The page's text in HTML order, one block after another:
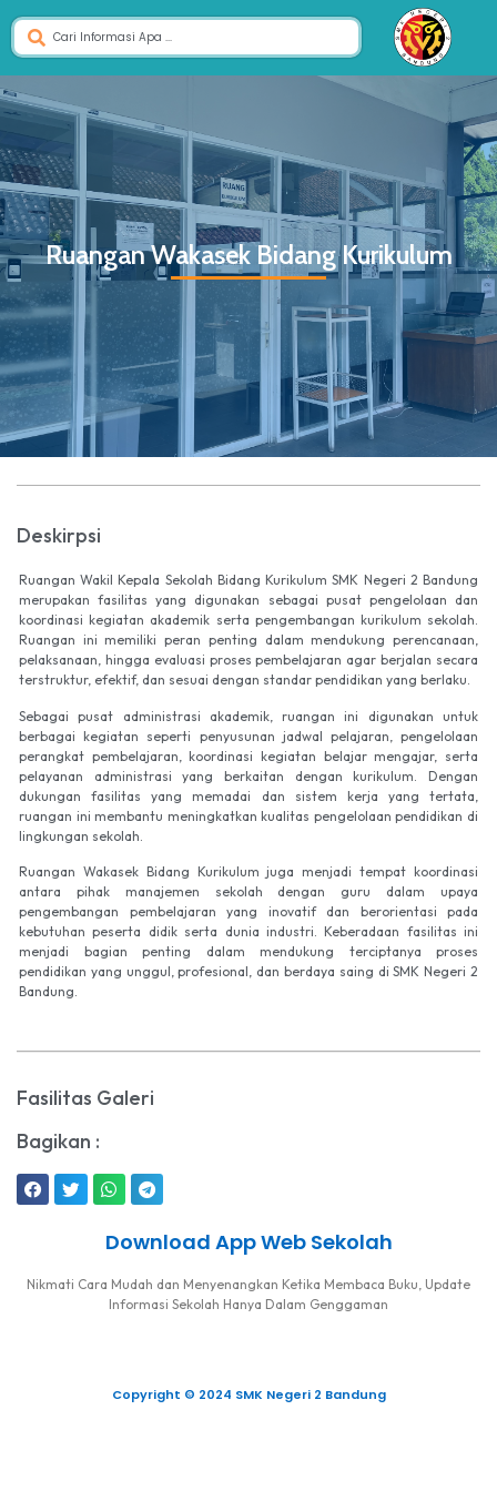
Ruangan Wakasek Bidang Kurikulum
Deskirpsi
Ruangan Wakil Kepala Sekolah Bidang Kurikulum SMK Negeri 2 Bandung
merupakan fasilitas yang digunakan sebagai pusat pengelolaan dan
koordinasi kegiatan akademik serta pengembangan kurikulum sekolah.
Ruangan ini memiliki peran penting dalam mendukung perencanaan,
pelaksanaan, hingga evaluasi proses pembelajaran agar berjalan secara
terstruktur, efektif, dan sesuai dengan standar pendidikan yang berlaku.
Sebagai pusat administrasi akademik, ruangan ini digunakan untuk
berbagai kegiatan seperti penyusunan jadwal pelajaran, pengelolaan
perangkat pembelajaran, koordinasi kegiatan belajar mengajar, serta
pelayanan administrasi yang berkaitan dengan kurikulum. Dengan
dukungan fasilitas yang memadai dan sistem kerja yang tertata,
ruangan ini membantu meningkatkan kualitas pengelolaan pendidikan di
lingkungan sekolah.
Ruangan Wakasek Bidang Kurikulum juga menjadi tempat koordinasi
antara pihak manajemen sekolah dengan guru dalam upaya
pengembangan pembelajaran yang inovatif dan berorientasi pada
kebutuhan peserta didik serta dunia industri. Keberadaan fasilitas ini
menjadi bagian penting dalam mendukung terciptanya proses
pendidikan yang unggul, profesional, dan berdaya saing di SMK Negeri 2
Bandung.
Fasilitas Galeri
Bagikan :
Download App Web Sekolah
Nikmati Cara Mudah dan Menyenangkan Ketika Membaca Buku, Update
Informasi Sekolah Hanya Dalam Genggaman
Copyright © 2024 SMK Negeri 2 Bandung